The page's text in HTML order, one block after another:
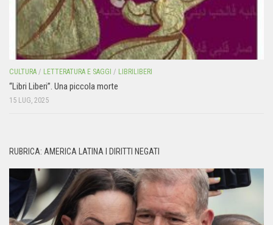
CULTURA / LETTERATURA E SAGGI / LIBRILIBERI
“Libri Liberi”. Una piccola morte
15 LUG, 2025
RUBRICA: AMERICA LATINA I DIRITTI NEGATI